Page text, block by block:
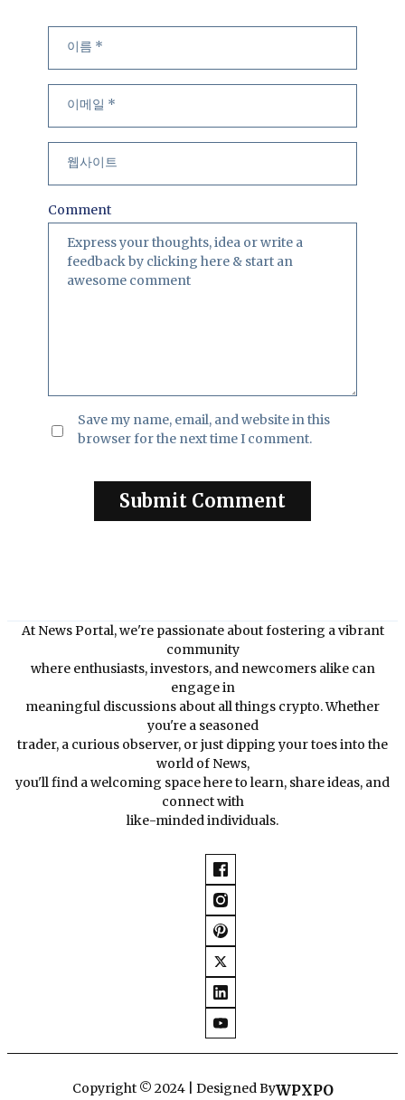
Comment
Save my name, email, and website in this
browser for the next time I comment.
At News Portal, we're passionate about fostering a vibrant
community
where enthusiasts, investors, and newcomers alike can
engage in
meaningful discussions about all things crypto. Whether
you're a seasoned
trader, a curious observer, or just dipping your toes into the
world of News,
you'll find a welcoming space here to learn, share ideas, and
connect with
like-minded individuals.
Copyright © 2024 | Designed ByWPXPO